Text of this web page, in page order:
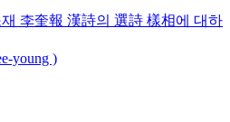
재 李奎報 漢詩의 選詩 樣相에 대하
young )